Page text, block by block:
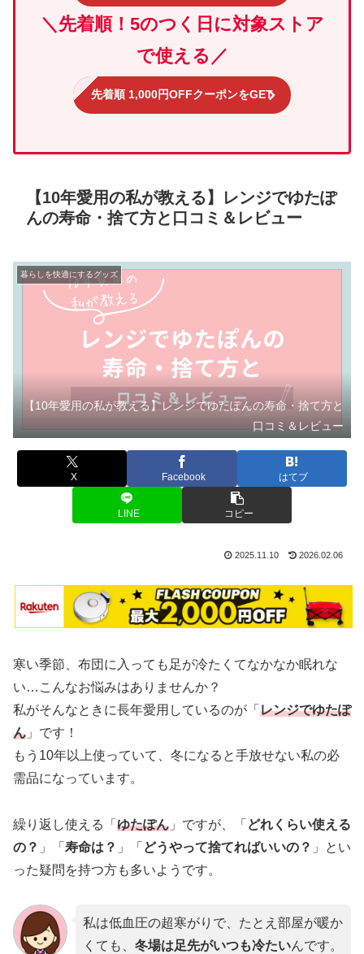
＼先着順！5のつく日に対象ストア
で使える／
先着順 1,000円OFFクーポンをGET
【10年愛用の私が教える】レンジでゆたぽ
んの寿命・捨て方と口コミ＆レビュー
暮らしを快適にするグッズ
【10年愛用の私が教える】レンジでゆたぽんの寿命・捨て方と
口コミ＆レビュー
X Facebook はてブ
LINE コピー
2025.11.10 2026.02.06
寒い季節、布団に入っても足が冷たくてなかなか眠れな
い…こんなお悩みはありませんか？
私がそんなときに長年愛用しているのが「 レンジでゆたぽ
ん 」です！
もう10年以上使っていて、冬になると手放せない私の必
需品になっています。
繰り返し使える「 ゆたぽん 」ですが、「 どれくらい使える
の？ 」「 寿命は？ 」「 どうやって捨てればいいの？ 」とい
った疑問を持つ方も多いようです。
私は低血圧の超寒がりで、たとえ部屋が暖か
くても、 冬場は足先がいつも冷たいんです。